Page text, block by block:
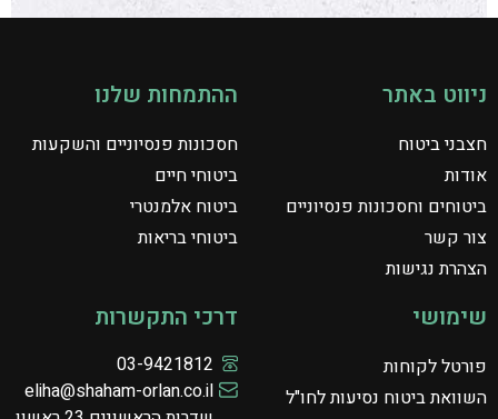
ניווט באתר
חצבני ביטוח
אודות
ביטוחים וחסכונות פנסיוניים
צור קשר
הצהרת נגישות
ההתמחות שלנו
חסכונות פנסיוניים והשקעות​
ביטוחי חיים​
ביטוח אלמנטרי​
ביטוחי בריאות​
שימושי
פורטל לקוחות
השוואת ביטוח נסיעות לחו"ל
דרכי התקשרות
03-9421812
eliha@shaham-orlan.co.il